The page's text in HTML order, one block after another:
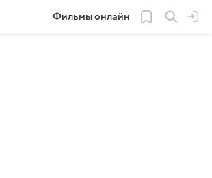
Фильмы онлайн